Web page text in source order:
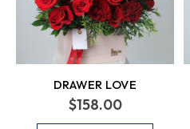
DRAWER LOVE
$158.00